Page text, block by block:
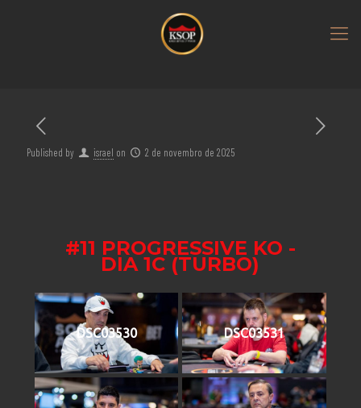
Published by israel on 2 de novembro de 2025
#11 PROGRESSIVE KO -
DIA 1C (TURBO)
DSC03530 DSC03531